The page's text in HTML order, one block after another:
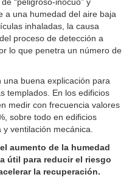
a una humedad del aire baja
inhaladas, la causa
proceso de detección a
lo que penetra un número de
buena explicación para
templados. En los edificios
medir con frecuencia valores
sobre todo en edificios
ventilación mecánica.
aumento de la humedad
útil para reducir el riesgo
la recuperación.